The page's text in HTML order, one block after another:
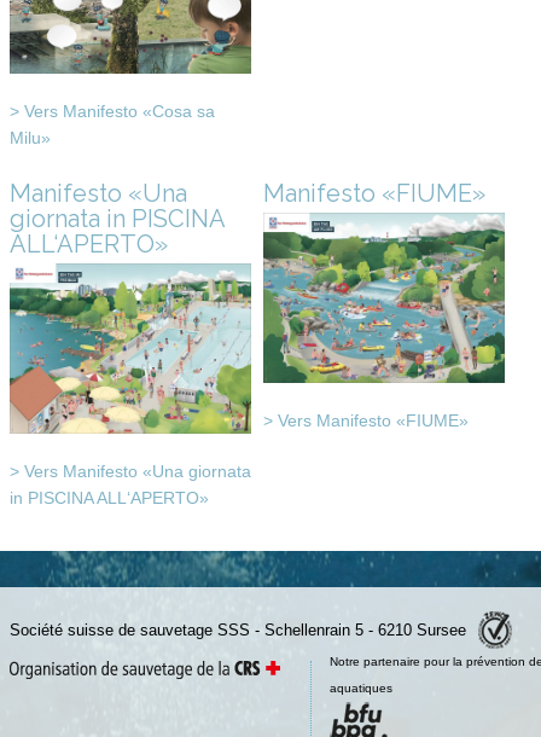
> Vers Manifesto «Cosa sa
Milu»
Manifesto «Una
giornata in PISCINA
ALL‘APERTO»
> Vers Manifesto «Una giornata
in PISCINA ALL‘APERTO»
Manifesto «FIUME»
> Vers Manifesto «FIUME»
Société suisse de sauvetage SSS - Schellenrain 5 - 6210 Sursee
Notre partenaire pour la prévention
aquatiques